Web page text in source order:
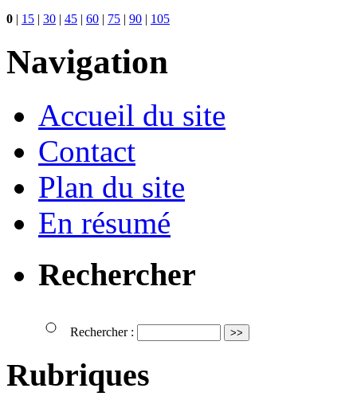
0 | 15 | 30 | 45 | 60 | 75 | 90 | 105
Navigation
Accueil du site
Contact
Plan du site
En résumé
Rechercher
Rechercher :
Rubriques